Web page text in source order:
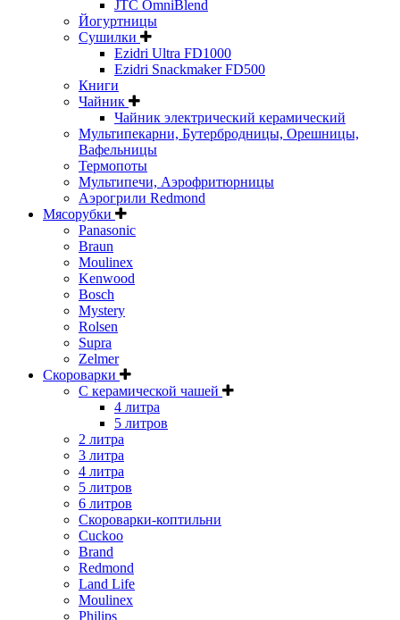
JTC OmniBlend
Йогуртницы
Сушилки
Ezidri Ultra FD1000
Ezidri Snackmaker FD500
Книги
Чайник
Чайник электрический керамический
Мультипекарни, Бутербродницы, Орешницы,
Вафельницы
Термопоты
Мультипечи, Аэрофритюрницы
Аэрогрили Redmond
Мясорубки
Panasonic
Braun
Moulinex
Kenwood
Bosch
Mystery
Rolsen
Supra
Zelmer
Скороварки
С керамической чашей
4 литра
5 литров
2 литра
3 литра
4 литра
5 литров
6 литров
Скороварки-коптильни
Cuckoo
Brand
Redmond
Land Life
Moulinex
Philips